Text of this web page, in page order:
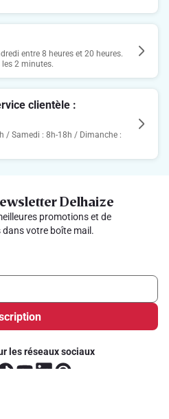
entre 8 heures et 20 heures.
2 minutes.
clientèle :
/ Samedi : 8h-18h / Dimanche :
Delhaize
promotions et de
votre boîte mail.
les réseaux sociaux